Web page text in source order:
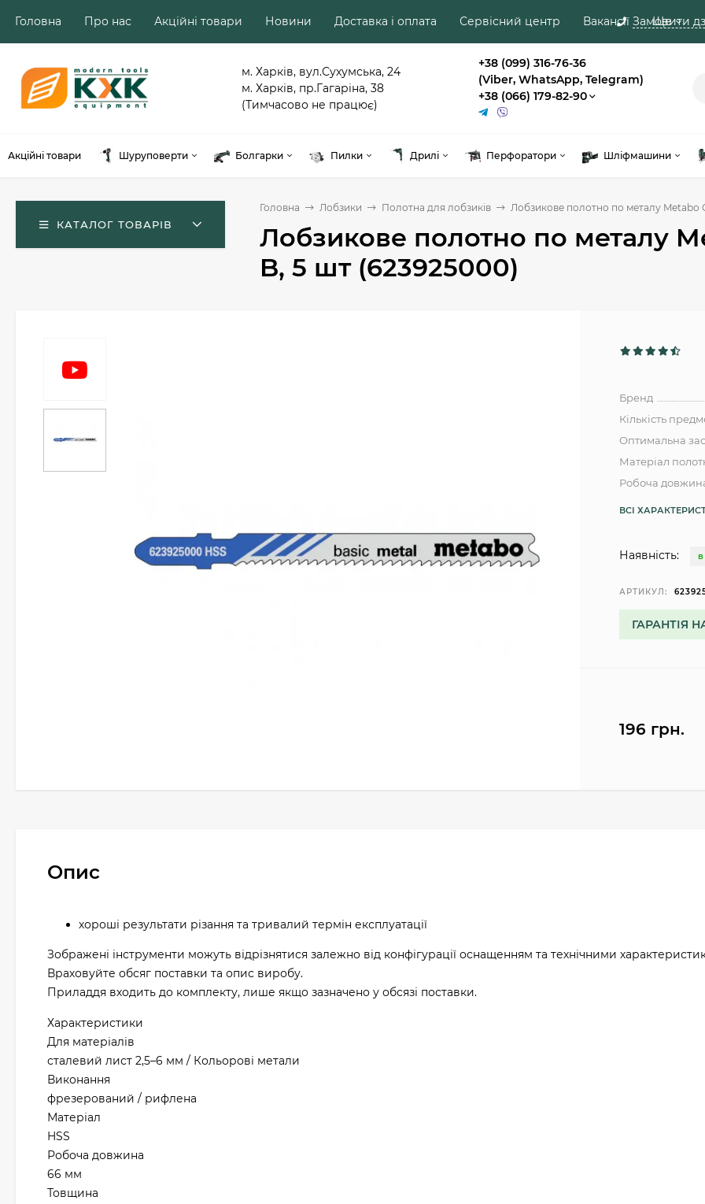
Замовити
Головна Про нас Акційні товари Новини Доставка і оплата Сервісний центр Вакансії Ще
м. Харків, вул.Сухумська, 24
м. Харків, пр.Гагаріна, 38
(Тимчасово не працює)
+38 (099) 316-76-36
(Viber, WhatsApp, Telegram)
+38 (066) 179-82-90
Акційні товари Шуруповерти Болгарки Пилки Дрилі Перфоратори Шліфмашини
КАТАЛОГ ТОВАРІВ
Головна Лобзики Полотна для лобзиків Лобзикове полотно по металу Metabo
Лобзикове полотно по металу
B, 5 шт (623925000)
Бренд
Кількість
Оптимальна
Матеріал
Робоча
ВСІ
Наявність: В
АРТИКУЛ:
ГАРАНТІЯ
196 грн.
Опис
хороші результати різання та тривалий термін експлуатації
Зображені інструменти можуть відрізнятися залежно від конфігурації оснащенням та технічними
Враховуйте обсяг поставки та опис виробу.
Приладдя входить до комплекту, лише якщо зазначено у обсязі поставки.
Характеристики
Для матеріалів
сталевий лист 2,5–6 мм / Кольорові метали
Виконання
фрезерований / рифлена
Матеріал
HSS
Робоча довжина
66 мм
Товщина